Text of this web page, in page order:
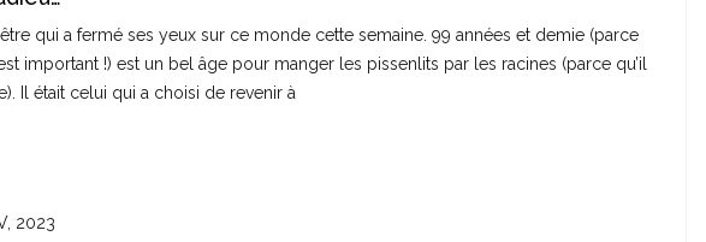
qui a fermé ses yeux sur ce monde cette semaine. 99 années et demie (parce
important !) est un bel âge pour manger les pissenlits par les racines (parce qu’il
Il était celui qui a choisi de revenir à
2023